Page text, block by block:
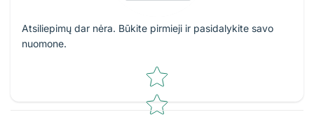
Atsiliepimų dar nėra. Būkite pirmieji ir pasidalykite savo
nuomone.
Star rating